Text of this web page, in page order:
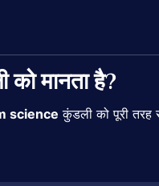
कोमानताहै?
science कुंडलीकोपूरीतरह